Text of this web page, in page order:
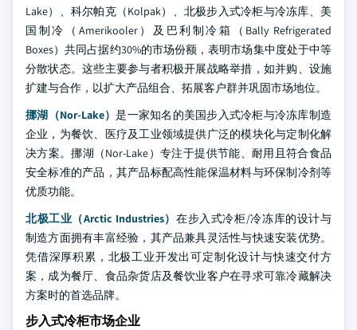
Lake）、科尔帕克（Kolpak）、北极步入式冷柜与冷冻库、美
国制冷（Amerikooler）及巴利制冷箱（Bally Refrigerated
Boxes）共同占据约30%的市场份额，表明市场集中度处于中等
分散状态。这些主要参与者积极开展战略举措，如并购、设施
扩建与合作，以扩大产品组合、拓展客户群并巩固市场地位。
挪湖（Nor-Lake）是一家知名的美国步入式冷柜与冷冻库制造
企业，为餐饮、医疗及工业领域提供广泛的模块化与定制化解
决方案。挪湖（Nor-Lake）专注于提供节能、耐用且符合食品
安全标准的产品，其产品标配高性能保温材料与环保制冷剂等
优质功能。
北极工业（Arctic Industries） 在步入式冷柜/冷冻库的设计与
制造方面拥有丰富经验，其产品兼具灵活性与快速安装优势。
凭借深厚积累，北极工业开发出可定制化设计与快速交付方
案，成为餐厅、食品杂货店及餐饮业客户在寻求可靠冷藏解决
方案时的首选品牌。
步入式冷柜市场企业